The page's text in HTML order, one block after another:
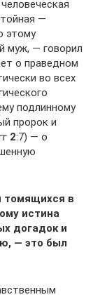
—
этому
муж, — говорил
о праведном
во всех
подлинному
пророк и
2:7) — о
томящихся в
истина
догадок и
— это был